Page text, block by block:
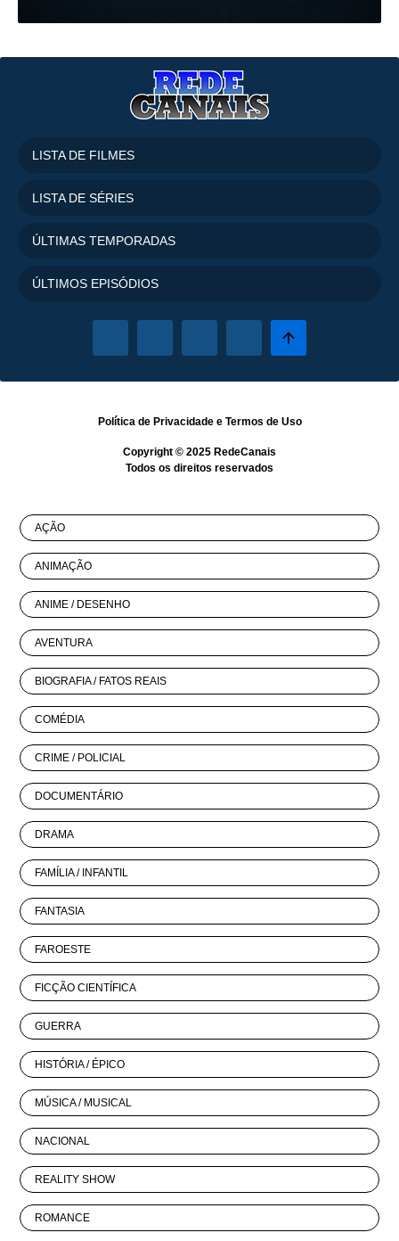
LISTA DE FILMES
LISTA DE SÉRIES
ÚLTIMAS TEMPORADAS
ÚLTIMOS EPISÓDIOS
Política de Privacidadee Termos de Uso
Copyright © 2025 RedeCanais
Todos os direitos reservados
AÇÃO
ANIMAÇÃO
ANIME / DESENHO
AVENTURA
BIOGRAFIA / FATOS REAIS
COMÉDIA
CRIME / POLICIAL
DOCUMENTÁRIO
DRAMA
FAMÍLIA / INFANTIL
FANTASIA
FAROESTE
FICÇÃO CIENTÍFICA
GUERRA
HISTÓRIA / ÉPICO
MÚSICA / MUSICAL
NACIONAL
REALITY SHOW
ROMANCE